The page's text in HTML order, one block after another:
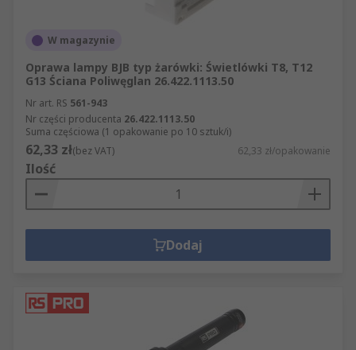
W magazynie
Oprawa lampy BJB typ żarówki: Świetlówki T8, T12
G13 Ściana Poliwęglan 26.422.1113.50
Nr art. RS 561-943
Nr części producenta 26.422.1113.50
Suma częściowa (1 opakowanie po 10 sztuk/i)
62,33 zł(bez VAT) 62,33 zł/opakowanie
Ilość
Dodaj